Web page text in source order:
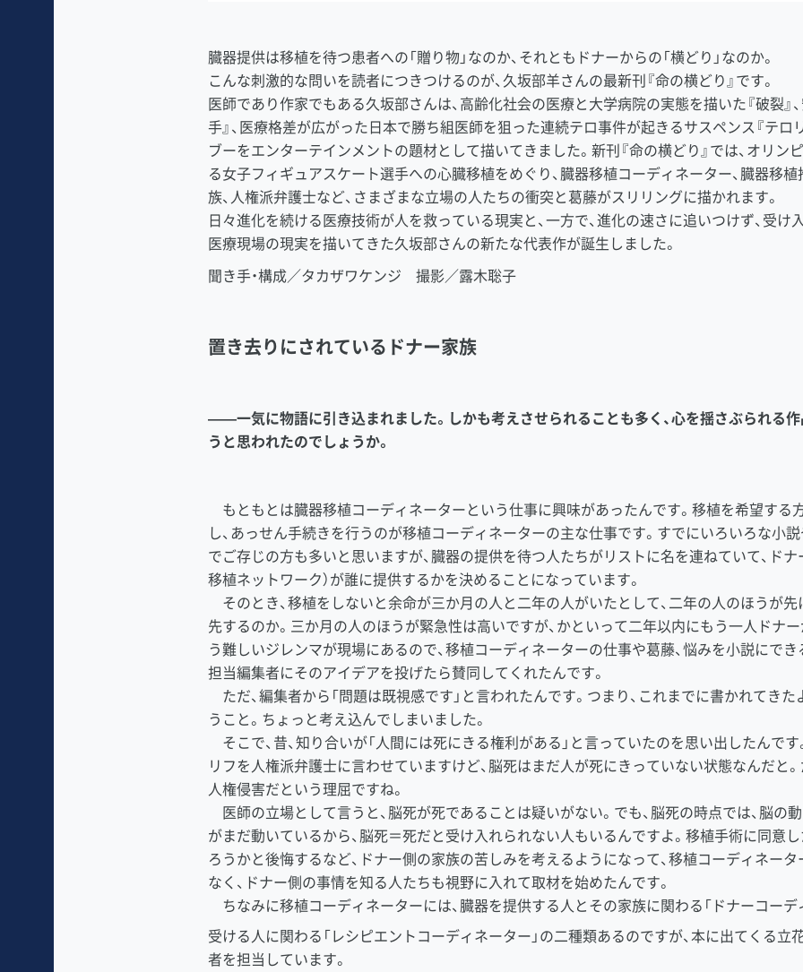
臓器提供は移植を待つ患者への「贈り物」なのか、それともドナーからの「横どり」なのか。
こんな刺激的な問いを読者につきつけるのが、久坂部羊さんの最新刊『命の横どり』です。
医師であり作家でもある久坂部さんは、高齢化社会の医療と大学病院の実態を描いた『破裂』
手』、医療格差が広がった日本で勝ち組医師を狙った連続テロ事件が起きるサスペンス『テロ
ブーをエンターテインメントの題材として描いてきました。新刊『命の横どり』では、オリ
る女子フィギュアスケート選手への心臓移植をめぐり、臓器移植コーディネーター、臓器移
族、人権派弁護士など、さまざまな立場の人たちの衝突と葛藤がスリリングに描かれます。
日々進化を続ける医療技術が人を救っている現実と、一方で、進化の速さに追いつけず、受け
医療現場の現実を描いてきた久坂部さんの新たな代表作が誕生しました。
聞き手・構成／タカザワケンジ 撮影／露木聡子
置き去りにされているドナー家族
――一気に物語に引き込まれました。しかも考えさせられることも多く、心を揺さぶられる
うと思われたのでしょうか。
もともとは臓器移植コーディネーターという仕事に興味があったんです。移植を希望する
し、あっせん手続きを行うのが移植コーディネーターの主な仕事です。すでにいろいろな小
でご存じの方も多いと思いますが、臓器の提供を待つ人たちがリストに名を連ねていて、ドナ
移植ネットワーク）が誰に提供するかを決めることになっています。
そのとき、移植をしないと余命が三か月の人と二年の人がいたとして、二年の人のほうが
先するのか。三か月の人のほうが緊急性は高いですが、かといって二年以内にもう一人ドナ
う難しいジレンマが現場にあるので、移植コーディネーターの仕事や葛藤、悩みを小説にで
担当編集者にそのアイデアを投げたら賛同してくれたんです。
ただ、編集者から「問題は既視感です」と言われたんです。つまり、これまでに書かれてき
うこと。ちょっと考え込んでしまいました。
そこで、昔、知り合いが「人間には死にきる権利がある」と言っていたのを思い出したんです
リフを人権派弁護士に言わせていますけど、脳死はまだ人が死にきっていない状態なんだと
人権侵害だという理屈ですね。
医師の立場として言うと、脳死が死であることは疑いがない。でも、脳死の時点では、脳の
がまだ動いているから、脳死＝死だと受け入れられない人もいるんですよ。移植手術に同意
ろうかと後悔するなど、ドナー側の家族の苦しみを考えるようになって、移植コーディネー
なく、ドナー側の事情を知る人たちも視野に入れて取材を始めたんです。
ちなみに移植コーディネーターには、臓器を提供する人とその家族に関わる「ドナーコーデ
受ける人に関わる「レシピエントコーディネーター」の二種類あるのですが、本に出てくる立
者を担当しています。